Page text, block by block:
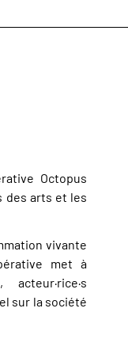
Octopus
des arts et les
vivante
met à
sur la société